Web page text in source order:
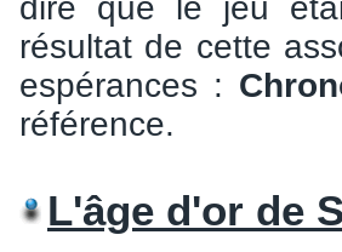
dire que le jeu
résultat de cette
espérances :
référence.
L'âge d'or de